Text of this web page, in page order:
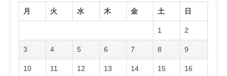
月 火 水 木 金 土 日
1 2
3 4 5 6 7 8 9
10 11 12 13 14 15 16